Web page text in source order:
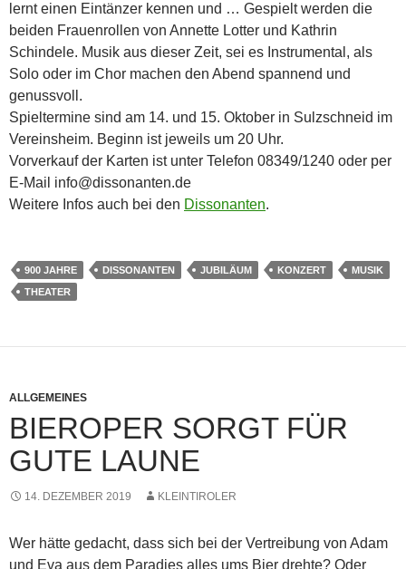
lernt einen Eintänzer kennen und … Gespielt werden die
beiden Frauenrollen von Annette Lotter und Kathrin
Schindele. Musik aus dieser Zeit, sei es Instrumental, als
Solo oder im Chor machen den Abend spannend und
genussvoll.
Spieltermine sind am 14. und 15. Oktober in Sulzschneid im
Vereinsheim. Beginn ist jeweils um 20 Uhr.
Vorverkauf der Karten ist unter Telefon 08349/1240 oder per
E-Mail info@dissonanten.de
Weitere Infos auch bei den Dissonanten.
900 JAHRE DISSONANTEN JUBILÄUM KONZERT
MUSIK
THEATER
ALLGEMEINES
BIEROPER SORGT FÜR
GUTE LAUNE
14. DEZEMBER 2019 KLEINTIROLER
Wer hätte gedacht, dass sich bei der Vertreibung von Adam
und Eva aus dem Paradies alles ums Bier drehte? Oder